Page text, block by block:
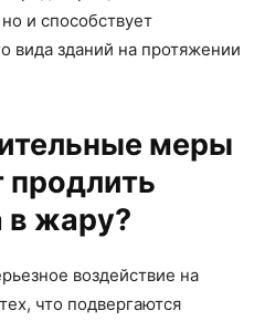
и способствует
вида зданий на протяжении
меры
в жару?
воздействие на
что подвергаются